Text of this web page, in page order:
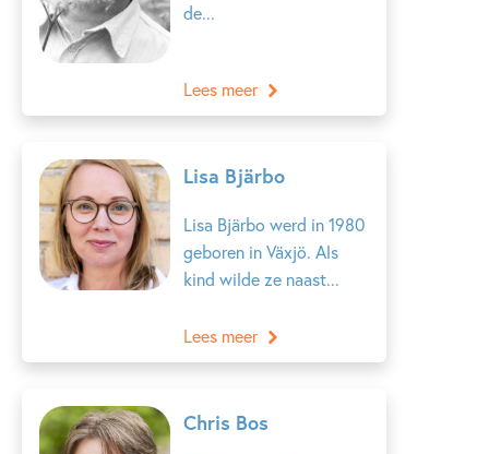
de...
Lees meer
Lisa Bjärbo
Lisa Bjärbo werd in 1980
geboren in Växjö. Als
kind wilde ze naast...
Lees meer
Chris Bos